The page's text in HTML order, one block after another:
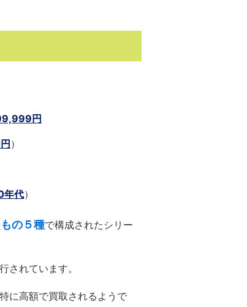
円
）
年代）
の５種で構成されたシリー
されています。
に高額で買取されるようで